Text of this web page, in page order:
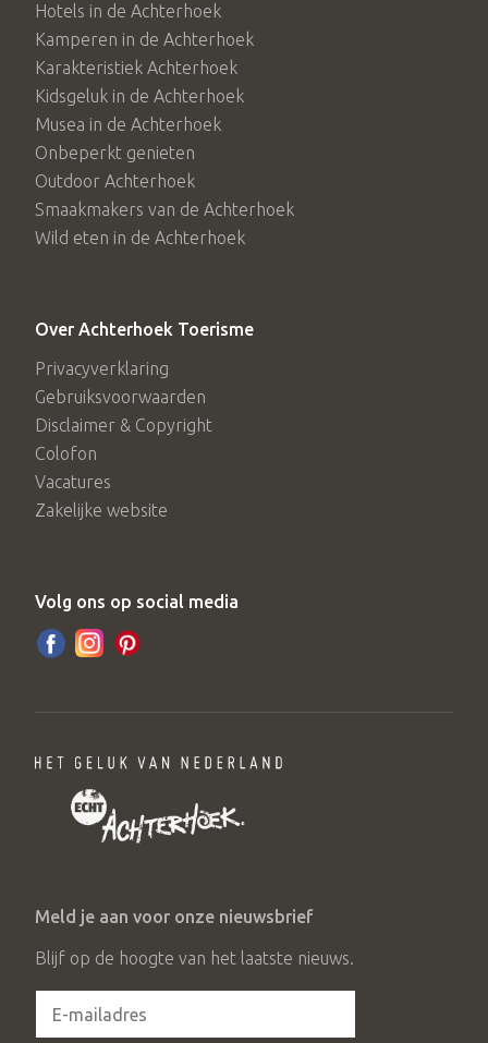
Hotels in de Achterhoek
Kamperen in de Achterhoek
Karakteristiek Achterhoek
Kidsgeluk in de Achterhoek
Musea in de Achterhoek
Onbeperkt genieten
Outdoor Achterhoek
Smaakmakers van de Achterhoek
Wild eten in de Achterhoek
Over Achterhoek Toerisme
Privacyverklaring
Gebruiksvoorwaarden
Disclaimer & Copyright
Colofon
Vacatures
Zakelijke website
Volg ons op social media
Meld je aan voor onze nieuwsbrief
Blijf op de hoogte van het laatste nieuws.